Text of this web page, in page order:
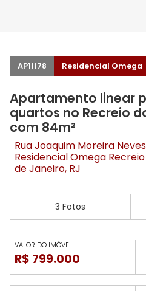
AP11178 Residencial Omega
Apartamento linear
quartos no Recreio
com 84m²
Rua Joaquim Moreira
Residencial Omega
de Janeiro, RJ
3 Fotos
VALOR DO IMÓVEL
R$ 799.000